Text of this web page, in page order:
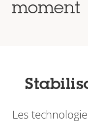
moment
Les